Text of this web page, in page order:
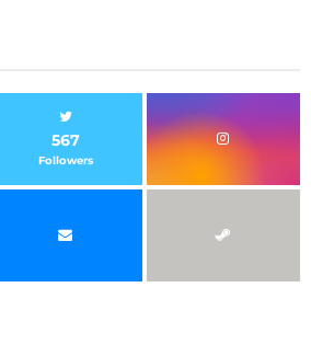
567
Followers